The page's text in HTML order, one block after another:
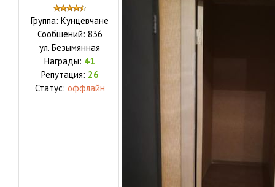
Группа: Кунцевчане
Сообщений: 836
ул. Безымянная
Награды: 41
Репутация: 26
Статус: оффлайн